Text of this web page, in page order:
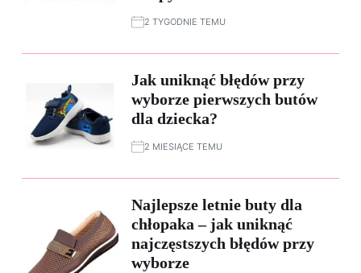
2 TYGODNIE TEMU
Jak uniknąć błędów przy
wyborze pierwszych butów
dla dziecka?
2 MIESIĄCE TEMU
Najlepsze letnie buty dla
chłopaka – jak uniknąć
najczęstszych błędów przy
wyborze